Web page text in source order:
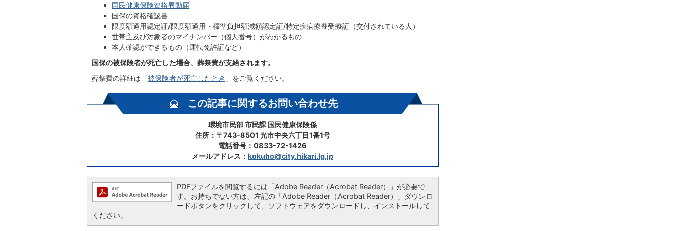
国民健康保険資格異動届
国保の資格確認書
限度額適用認定証/限度額適用・標準負担額減額認定証/特定疾病療養受療証（交付されている人）
世帯主及び対象者のマイナンバー（個人番号）がわかるもの
本人確認ができるもの（運転免許証など）
国保の被保険者が死亡した場合、葬祭費が支給されます。
葬祭費の詳細は「被保険者が死亡したとき 」をご覧ください。
この記事に関するお問い合わせ先
環境市民部 市民課 国民健康保険係
住所：〒743-8501 光市中央六丁目1番1号
電話番号：0833-72-1426
メールアドレス： kokuho@city.hikari.lg.jp
PDFファイルを閲覧するには「Adobe Reader（Acrobat Reader）」が必要で
す。お持ちでない方は、左記の「Adobe Reader（Acrobat Reader）」ダウンロ
ードボタンをクリックして、ソフトウェアをダウンロードし、インストールして
ください。